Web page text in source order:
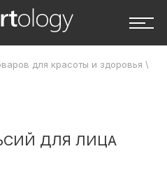
для красоты и здоровья \
ДЛЯ ЛИЦА